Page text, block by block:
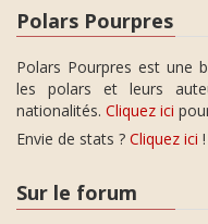
Polars Pourpres
Polars Pourpres est une
les polars et leurs
nationalités. Cliquez ici
Envie de stats ? Cliquez ici !
Sur le forum